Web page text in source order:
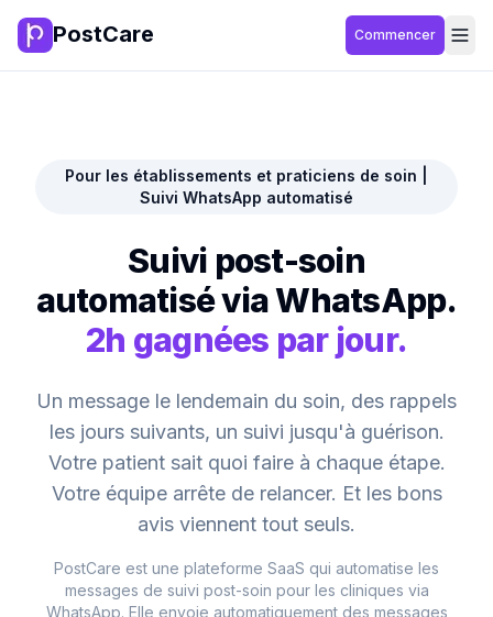
PostCare Commencer
Pour les établissements et praticiens de soin |
Suivi WhatsApp automatisé
Suivi post-soin
automatisé via WhatsApp.
2h gagnées par jour.
Un message le lendemain du soin, des rappels
les jours suivants, un suivi jusqu'à guérison.
Votre patient sait quoi faire à chaque étape.
Votre équipe arrête de relancer. Et les bons
avis viennent tout seuls.
PostCare est une plateforme SaaS qui automatise les
messages de suivi post-soin pour les cliniques via
WhatsApp. Elle envoie automatiquement des messages